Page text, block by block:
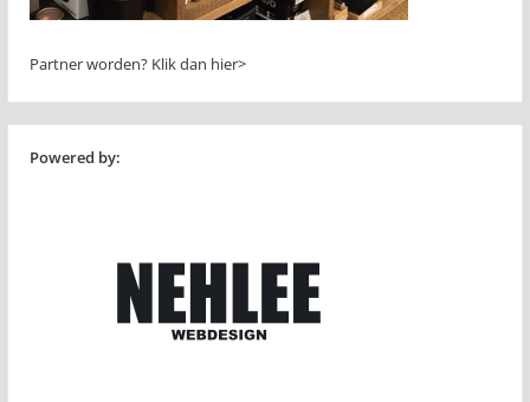
Partner worden? Klik dan hier>
Powered by: